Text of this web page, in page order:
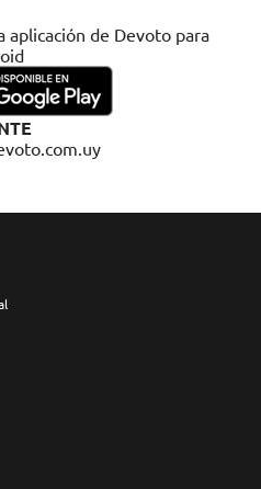
aplicación de Devoto para